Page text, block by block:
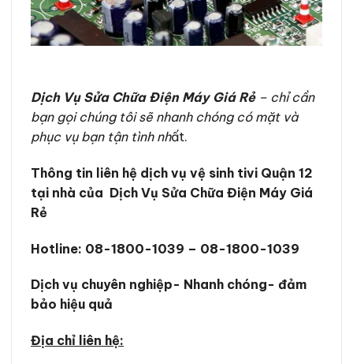
Dịch Vụ Sửa Chữa Điện Máy Giá Rẻ– chỉ cần
bạn gọi chúng tôi sẽ nhanh chóng có mặt và
phục vụ bạn tận tình nhất.
Thông tin liên hệ dịch vụ vệ sinh tivi Quận 12
tại nhà của Dịch Vụ Sửa Chữa Điện Máy Giá
Rẻ
Hotline: 08-1800-1039 – 08-1800-1039
Dịch vụ chuyên nghiệp- Nhanh chóng- đảm
bảo hiệu quả
Địa chỉ liên hệ: